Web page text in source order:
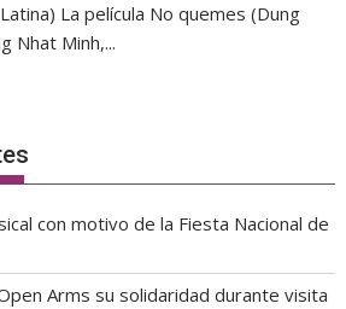
La película No quemes (Dung
Nhat Minh,...
con motivo de la Fiesta Nacional de
Arms su solidaridad durante visita